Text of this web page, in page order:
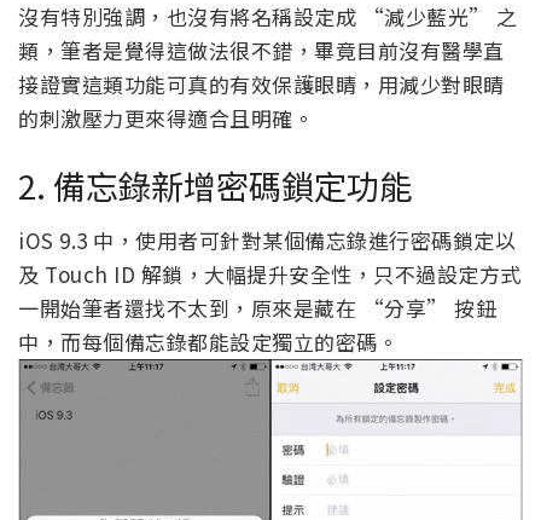
沒有特別強調，也沒有將名稱設定成 “減少藍光” 之
類，筆者是覺得這做法很不錯，畢竟目前沒有醫學直
接證實這類功能可真的有效保護眼睛，用減少對眼睛
的刺激壓力更來得適合且明確。
2. 備忘錄新增密碼鎖定功能
iOS 9.3 中，使用者可針對某個備忘錄進行密碼鎖定以
及 Touch ID 解鎖，大幅提升安全性，只不過設定方式
一開始筆者還找不太到，原來是藏在 “分享” 按鈕
中，而每個備忘錄都能設定獨立的密碼。